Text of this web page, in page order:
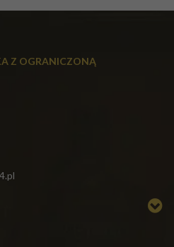
Z OGRANICZONĄ